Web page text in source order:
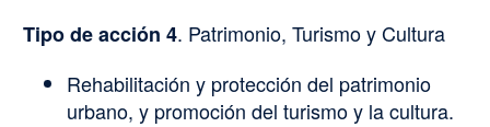
Tipo de acción 4. Patrimonio, Turismo y Cultura
Rehabilitación y protección del patrimonio
urbano, y promoción del turismo y la cultura.